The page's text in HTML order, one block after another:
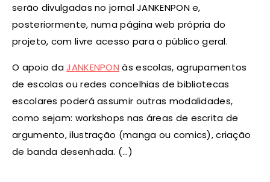
serão divulgadas no jornal JANKENPON e,
posteriormente, numa página web própria do
projeto, com livre acesso para o público geral.
O apoio daJANKENPON às escolas, agrupamentos
de escolas ou redes concelhias de bibliotecas
escolares poderá assumir outras modalidades,
como sejam: workshops nas áreas de escrita de
argumento, ilustração (manga ou comics), criação
de banda desenhada. (…)